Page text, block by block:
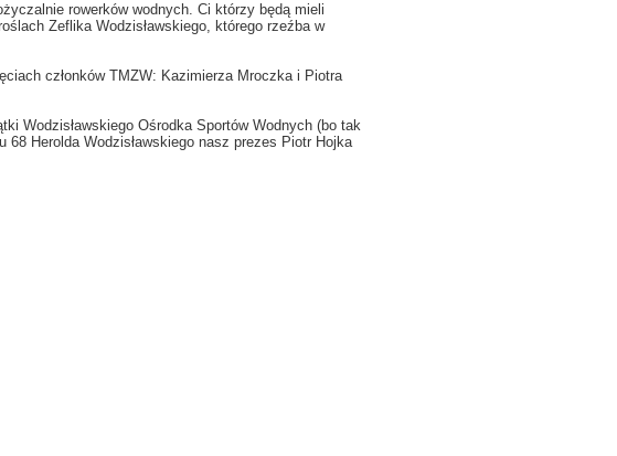
rowerków wodnych. Ci którzy będą mieli
Zeflika Wodzisławskiego, którego rzeźba w
członków TMZW: Kazimierza Mroczka i Piotra
Wodzisławskiego Ośrodka Sportów Wodnych (bo tak
Herolda Wodzisławskiego nasz prezes Piotr Hojka